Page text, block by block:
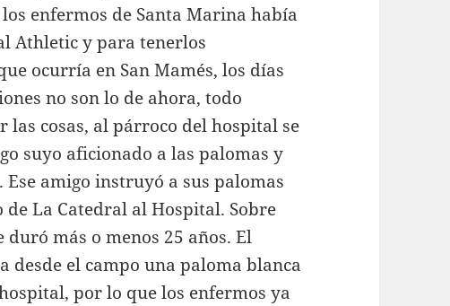
enfermos de Santa Marina había
Athletic y para tenerlos
ocurría en San Mamés, los días
no son lo de ahora, todo
cosas, al párroco del hospital se
suyo aficionado a las palomas y
amigo instruyó a sus palomas
La Catedral al Hospital. Sobre
más o menos 25 años. El
desde el campo una paloma blanca
por lo que los enfermos ya